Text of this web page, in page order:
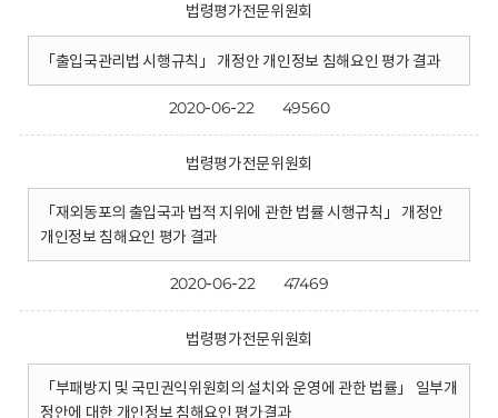
법령평가전문위원회
「출입국관리법 시행규칙」 개정안 개인정보 침해요인 평가 결과
2020-06-22 49560
법령평가전문위원회
「재외동포의 출입국과 법적 지위에 관한 법률 시행규칙」 개정안
개인정보 침해요인 평가 결과
2020-06-22 47469
법령평가전문위원회
「부패방지 및 국민권익위원회의 설치와 운영에 관한 법률」 일부개
정안에 대한 개인정보 침해요인 평가결과